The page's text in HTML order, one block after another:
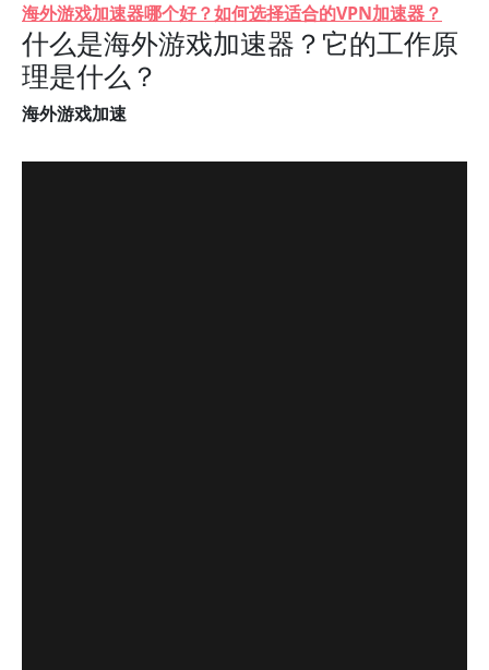
海外游戏加速器哪个好？如何选择适合的VPN加速器？
什么是海外游戏加速器？它的工作原
理是什么？
海外游戏加速